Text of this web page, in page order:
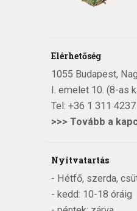
Elérhetőség
1055 Budapest,
I. emelet 10. (8-as
Tel: +36 1 311 4237
>>> Tovább a
Nyitvatartás
- Hétfő, szerda,
- kedd: 10-18 óráig